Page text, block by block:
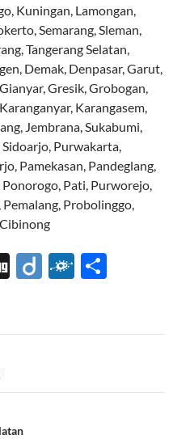
Kuningan, Lamongan,
Semarang, Sleman,
Tangerang Selatan,
Demak, Denpasar, Garut,
Gresik, Grobogan,
Karangasem,
Jembrana, Sukabumi,
Purwakarta,
Pamekasan, Pandeglang,
Ponorogo, Pati, Purworejo,
Pemalang, Probolinggo,
Di Di F
d e